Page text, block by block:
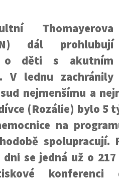
Thomayerova
dál prohlubují
o děti s akutním
V lednu zachránily
nejmenšímu a
(Rozálie) bylo 5
na
spolupracují.
dni se jedná už o
konferenci